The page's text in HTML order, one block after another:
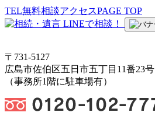
TEL無料相談アクセスPAGE TOP
〒731-5127
広島市佐伯区五日市五丁目11番23号
（事務所1階に駐車場有）